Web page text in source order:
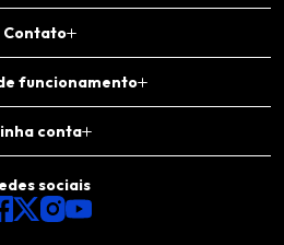
Contato
funcionamento
conta
sociais